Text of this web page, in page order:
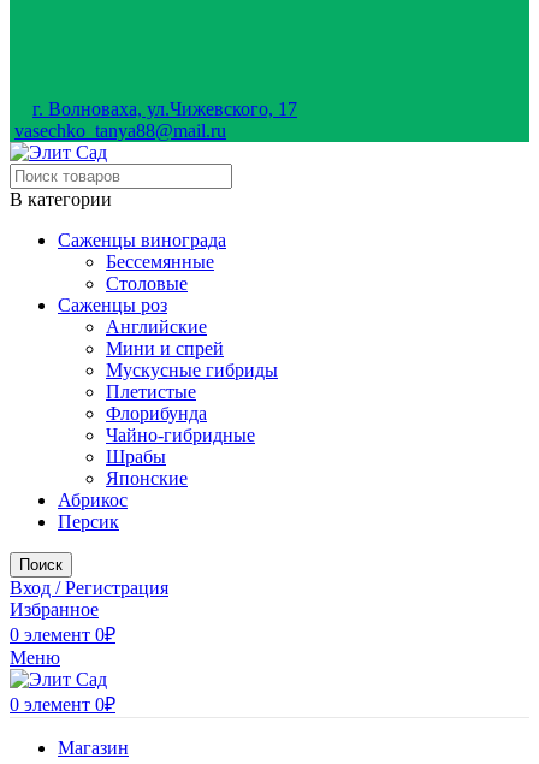
г. Волноваха, ул.Чижевского, 17
vasechko_tanya88@mail.ru
В категории
Саженцы винограда
Бессемянные
Столовые
Саженцы роз
Английские
Мини и спрей
Мускусные гибриды
Плетистые
Флорибунда
Чайно-гибридные
Шрабы
Японские
Абрикос
Персик
Поиск
Вход / Регистрация
Избранное
0 элемент 0₽
Меню
0 элемент 0₽
Магазин